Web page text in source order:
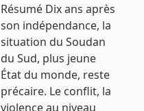
Résumé Dix ans après
son indépendance, la
situation du Soudan
du Sud, plus jeune
État du monde, reste
précaire. Le conflit, la
violence au niveau